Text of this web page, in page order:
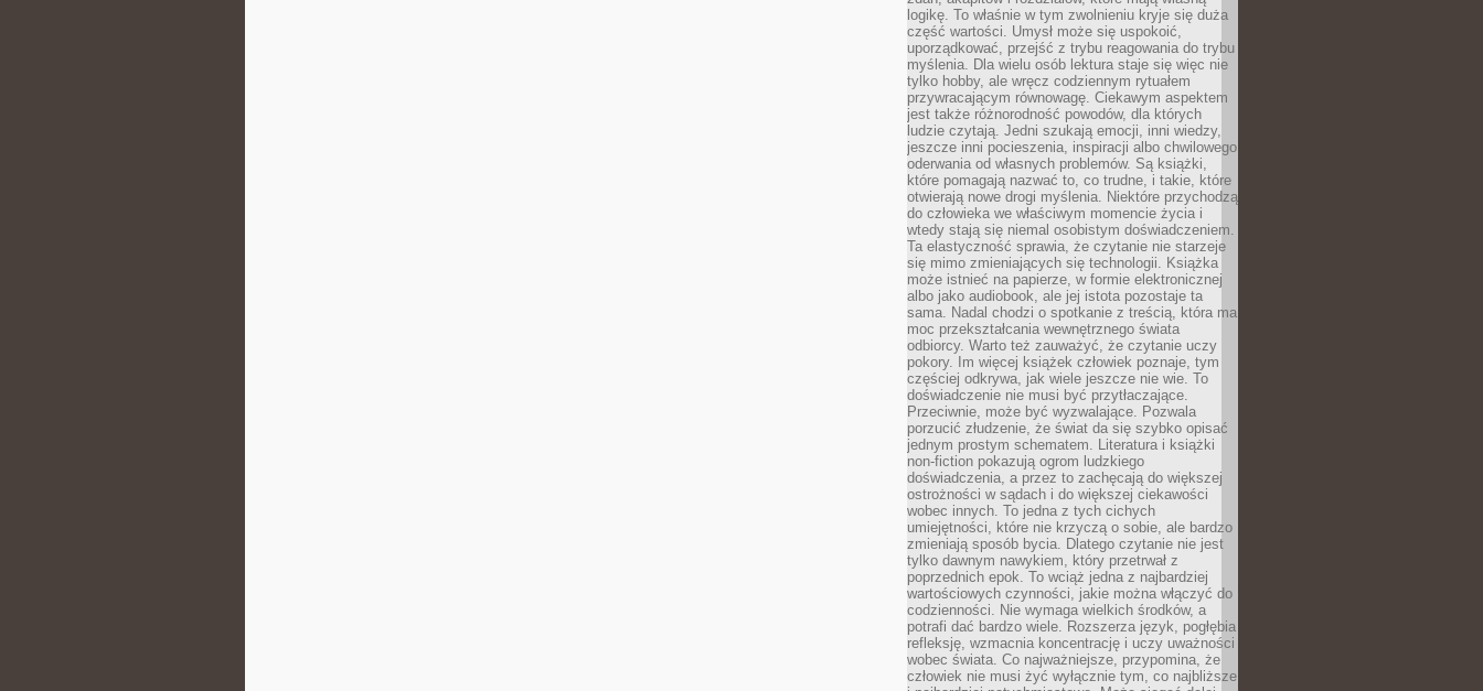
logikę. To właśnie w tym zwolnieniu kryje się duża
część wartości. Umysł może się uspokoić,
uporządkować, przejść z trybu reagowania do trybu
myślenia. Dla wielu osób lektura staje się więc nie
tylko hobby, ale wręcz codziennym rytuałem
przywracającym równowagę. Ciekawym aspektem
jest także różnorodność powodów, dla których
ludzie czytają. Jedni szukają emocji, inni wiedzy,
jeszcze inni pocieszenia, inspiracji albo chwilowego
oderwania od własnych problemów. Są książki,
które pomagają nazwać to, co trudne, i takie, które
otwierają nowe drogi myślenia. Niektóre przychodzą
do człowieka we właściwym momencie życia i
wtedy stają się niemal osobistym doświadczeniem.
Ta elastyczność sprawia, że czytanie nie starzeje
się mimo zmieniających się technologii. Książka
może istnieć na papierze, w formie elektronicznej
albo jako audiobook, ale jej istota pozostaje ta
sama. Nadal chodzi o spotkanie z treścią, która ma
moc przekształcania wewnętrznego świata
odbiorcy. Warto też zauważyć, że czytanie uczy
pokory. Im więcej książek człowiek poznaje, tym
częściej odkrywa, jak wiele jeszcze nie wie. To
doświadczenie nie musi być przytłaczające.
Przeciwnie, może być wyzwalające. Pozwala
porzucić złudzenie, że świat da się szybko opisać
jednym prostym schematem. Literatura i książki
non-fiction pokazują ogrom ludzkiego
doświadczenia, a przez to zachęcają do większej
ostrożności w sądach i do większej ciekawości
wobec innych. To jedna z tych cichych
umiejętności, które nie krzyczą o sobie, ale bardzo
zmieniają sposób bycia. Dlatego czytanie nie jest
tylko dawnym nawykiem, który przetrwał z
poprzednich epok. To wciąż jedna z najbardziej
wartościowych czynności, jakie można włączyć do
codzienności. Nie wymaga wielkich środków, a
potrafi dać bardzo wiele. Rozszerza język, pogłębia
refleksję, wzmacnia koncentrację i uczy uważności
wobec świata. Co najważniejsze, przypomina, że
człowiek nie musi żyć wyłącznie tym, co najbliższe